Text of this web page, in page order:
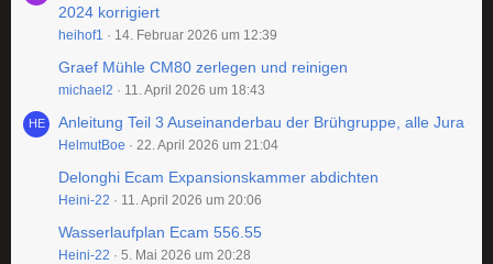
2024 korrigiert
heihof1 14. Februar 2026 um 12:39
Graef Mühle CM80 zerlegen und reinigen
michael2 11. April 2026 um 18:43
Anleitung Teil 3 Auseinanderbau der Brühgruppe, alle Jura
HelmutBoe 22. April 2026 um 21:04
Delonghi Ecam Expansionskammer abdichten
Heini-22 11. April 2026 um 20:06
Wasserlaufplan Ecam 556.55
Heini-22 5. Mai 2026 um 20:28